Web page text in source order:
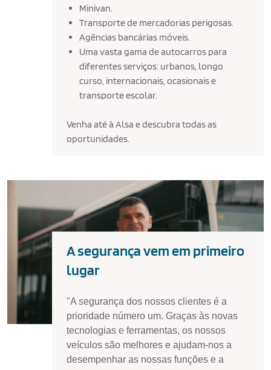
Minivan.
Transporte de mercadorias perigosas.
Agências bancárias móveis.
Uma vasta gama de autocarros para
diferentes serviços: urbanos, longo
curso, internacionais, ocasionais e
transporte escolar.
Venha até à Alsa e descubra todas as
oportunidades.
A segurança vem em primeiro
lugar
"A segurança dos nossos clientes é a
prioridade número um. Graças às novas
tecnologias e ferramentas, os nossos
veículos são melhores e ajudam-nos a
desempenhar as nossas funções e a